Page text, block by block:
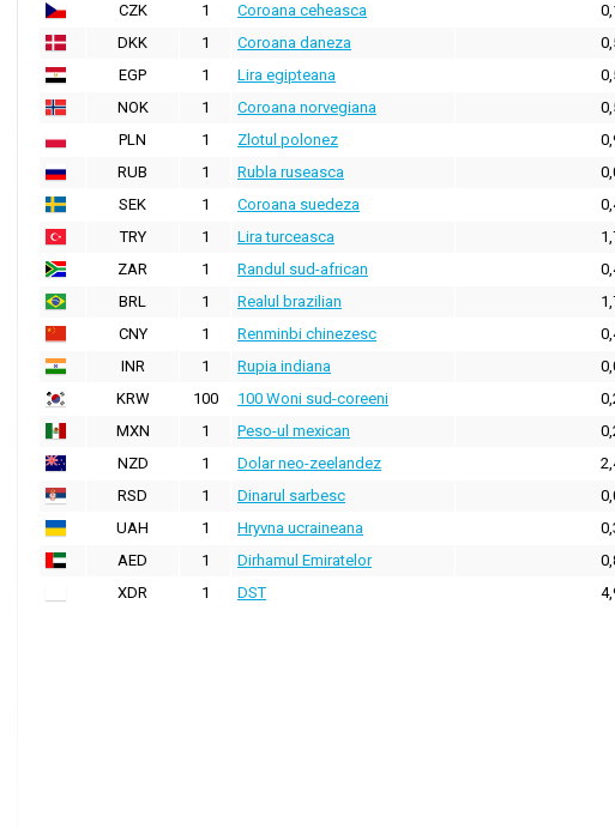
CZK
1 Coroana ceheasca
DKK
1 Coroana daneza
EGP
1 Lira egipteana
NOK
1 Coroana norvegiana
PLN
1 Zlotul polonez
RUB
1 Rubla ruseasca
SEK
1 Coroana suedeza
TRY
1 Lira turceasca
ZAR
1 Randul sud-african
BRL
1 Realul brazilian
CNY
1 Renminbi chinezesc
INR
1 Rupia indiana
KRW
100 100 Woni sud-coreeni
MXN
1 Peso-ul mexican
NZD
1 Dolar neo-zeelandez
RSD
1 Dinarul sarbesc
UAH
1 Hryvna ucraineana
AED
1 Dirhamul Emiratelor
XDR
1 DST